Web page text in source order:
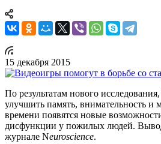
15 декабря 2015
По результатам нового
улучшить память, внимательность и
времени появятся новые
дисфункции у пожилых людей.
журнале Neuroscience.